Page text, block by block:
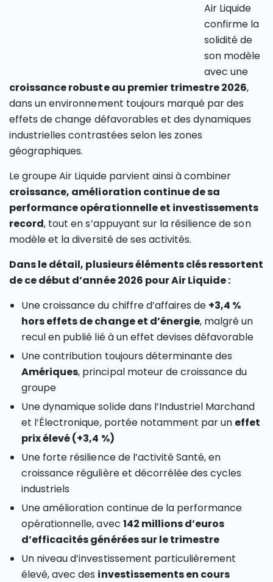
Air Liquide
confirme la
solidité de
son modèle
avec une
croissance robuste au premier trimestre 2026,
dans un environnement toujours marqué par des
effets de change défavorables et des dynamiques
industrielles contrastées selon les zones
géographiques.
Le groupe Air Liquide parvient ainsi à combiner
croissance, amélioration continue de sa
performance opérationnelle et investissements
record, tout en s’appuyant sur la résilience de son
modèle et la diversité de ses activités.
Dans le détail, plusieurs éléments clés ressortent
de ce début d’année 2026 pour Air Liquide :
Une croissance du chiffre d’affaires de +3,4 %
hors effets de change et d’énergie, malgré un
recul en publié lié à un effet devises défavorable
Une contribution toujours déterminante des
Amériques, principal moteur de croissance du
groupe
Une dynamique solide dans l’Industriel Marchand
et l’Électronique, portée notamment par un effet
prix élevé (+3,4 %)
Une forte résilience de l’activité Santé, en
croissance régulière et décorrélée des cycles
industriels
Une amélioration continue de la performance
opérationnelle, avec 142 millions d’euros
d’efficacités générées sur le trimestre
Un niveau d’investissement particulièrement
élevé, avec des investissements en cours